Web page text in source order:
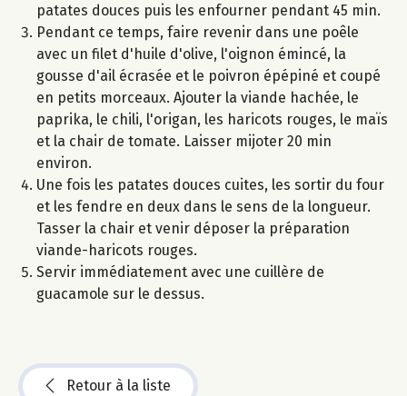
patates douces puis les enfourner pendant 45 min.
Pendant ce temps, faire revenir dans une poêle
avec un filet d'huile d'olive, l'oignon émincé, la
gousse d'ail écrasée et le poivron épépiné et coupé
en petits morceaux. Ajouter la viande hachée, le
paprika, le chili, l'origan, les haricots rouges, le maïs
et la chair de tomate. Laisser mijoter 20 min
environ.
Une fois les patates douces cuites, les sortir du four
et les fendre en deux dans le sens de la longueur.
Tasser la chair et venir déposer la préparation
viande-haricots rouges.
Servir immédiatement avec une cuillère de
guacamole sur le dessus.
Retour à la liste